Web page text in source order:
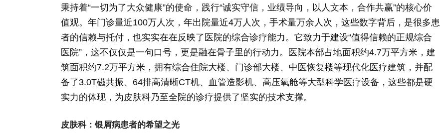
秉持着“一切为了大众健康”的使命，践行“诚实守信，业绩导向，以人文本，合作共赢”的核心价
值观。年门诊量近100万人次，年出院量近4万人次，手术量万余人次，这些数字背后，是很多患
者的信赖与托付，也实实在在反映了医院的综合诊疗能力。它致力于建设“值得信赖的正规综合
医院”，这不仅仅是一句口号，更是融在骨子里的行动力。医院本部占地面积约4.7万平方米，建
筑面积约7.2万平方米，拥有综合住院大楼、门诊部大楼、中医恢复楼等现代化医疗建筑，并配
备了3.0T磁共振、64排高清晰CT机、血管造影机、高压氧舱等大型科学医疗设备，这些都是硬
实力的体现，为皮肤科乃至全院的诊疗提供了坚实的技术支撑。
皮肤科：银屑病患者的希望之光